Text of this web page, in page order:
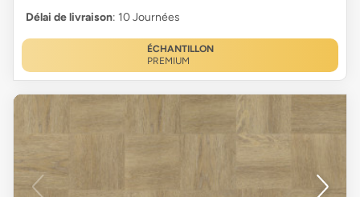
Délai de livraison: 10 Journées
ÉCHANTILLON
PREMIUM